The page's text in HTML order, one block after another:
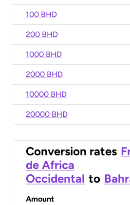
100 BHD
200 BHD
1000 BHD
2000 BHD
10000 BHD
20000 BHD
Conversion rates
de Africa
Occidental to
Amount